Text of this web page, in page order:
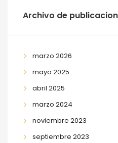
Archivo de
marzo 2026
mayo 2025
abril 2025
marzo 2024
noviembre 2023
septiembre 2023